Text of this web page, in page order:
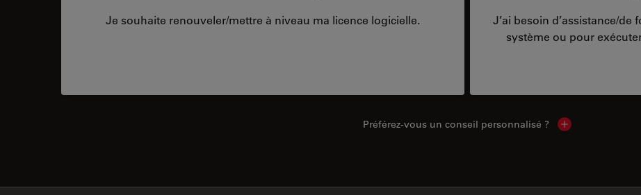
Je souhaite renouveler/mettre à niveau ma licence logicielle.
J’ai besoin d’assistance/
système ou pour
Préférez-vous un conseil personnalisé ? Show local